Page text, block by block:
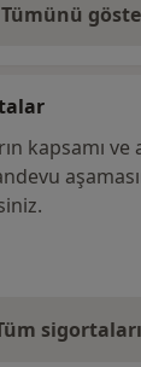
Tümünüadres
kapsamı